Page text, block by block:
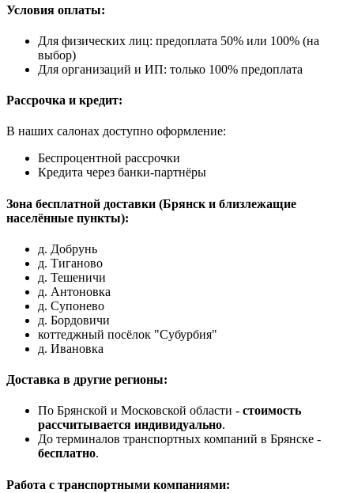
Условия оплаты:
Для физических лиц: предоплата 50% или 100% (на
выбор)
Для организаций и ИП: только 100% предоплата
Рассрочка и кредит:
В наших салонах доступно оформление:
Беспроцентной рассрочки
Кредита через банки-партнёры
Зона бесплатной доставки (Брянск и близлежащие
населённые пункты):
д. Добрунь
д. Тиганово
д. Тешеничи
д. Антоновка
д. Супонево
д. Бордовичи
коттеджный посёлок "Субурбия"
д. Ивановка
Доставка в другие регионы:
По Брянской и Московской области - стоимость
рассчитывается индивидуально.
До терминалов транспортных компаний в Брянске -
бесплатно.
Работа с транспортными компаниями: